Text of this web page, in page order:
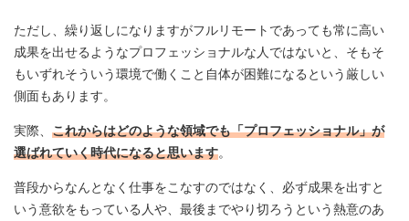
ただし、繰り返しになりますがフルリモートであっても常に高い
成果を出せるようなプロフェッショナルな人ではないと、そもそ
もいずれそういう環境で働くこと自体が困難になるという厳しい
側面もあります。
実際、 これからはどのような領域でも「プロフェッショナル」が
選ばれていく時代になると思います。
普段からなんとなく仕事をこなすのではなく、必ず成果を出すと
いう意欲をもっている人や、最後までやり切ろうという熱意のあ